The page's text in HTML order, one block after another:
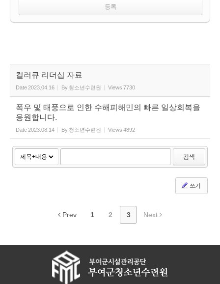
컬러큐 리더십 자료
Date2023.04.16 By 청소년수련원 Views 7730
폭우 및 태풍으로 인한 수해피해민의 빠른 일상회복을
응원합니다.
Date2023.08.14 By 청소년수련원 Views 4892
검색
쓰기
Prev 1 2 3 Next